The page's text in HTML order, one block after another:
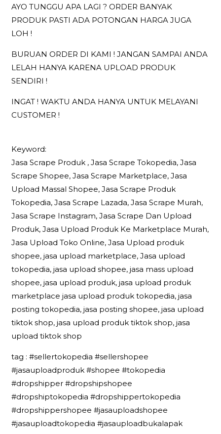
AYO TUNGGU APA LAGI ? ORDER BANYAK
PRODUK PASTI ADA POTONGAN HARGA JUGA
LOH !
BURUAN ORDER DI KAMI ! JANGAN SAMPAI ANDA
LELAH HANYA KARENA UPLOAD PRODUK
SENDIRI !
INGAT ! WAKTU ANDA HANYA UNTUK MELAYANI
CUSTOMER !
Keyword:
Jasa Scrape Produk , Jasa Scrape Tokopedia, Jasa
Scrape Shopee, Jasa Scrape Marketplace, Jasa
Upload Massal Shopee, Jasa Scrape Produk
Tokopedia, Jasa Scrape Lazada, Jasa Scrape Murah,
Jasa Scrape Instagram, Jasa Scrape Dan Upload
Produk, Jasa Upload Produk Ke Marketplace Murah,
Jasa Upload Toko Online, Jasa Upload produk
shopee, jasa upload marketplace, Jasa upload
tokopedia, jasa upload shopee, jasa mass upload
shopee, jasa upload produk, jasa upload produk
marketplace jasa upload produk tokopedia, jasa
posting tokopedia, jasa posting shopee, jasa upload
tiktok shop, jasa upload produk tiktok shop, jasa
upload tiktok shop
tag : #sellertokopedia #sellershopee
#jasauploadproduk #shopee #tokopedia
#dropshipper #dropshipshopee
#dropshiptokopedia #dropshippertokopedia
#dropshippershopee #jasauploadshopee
#jasauploadtokopedia #jasauploadbukalapak